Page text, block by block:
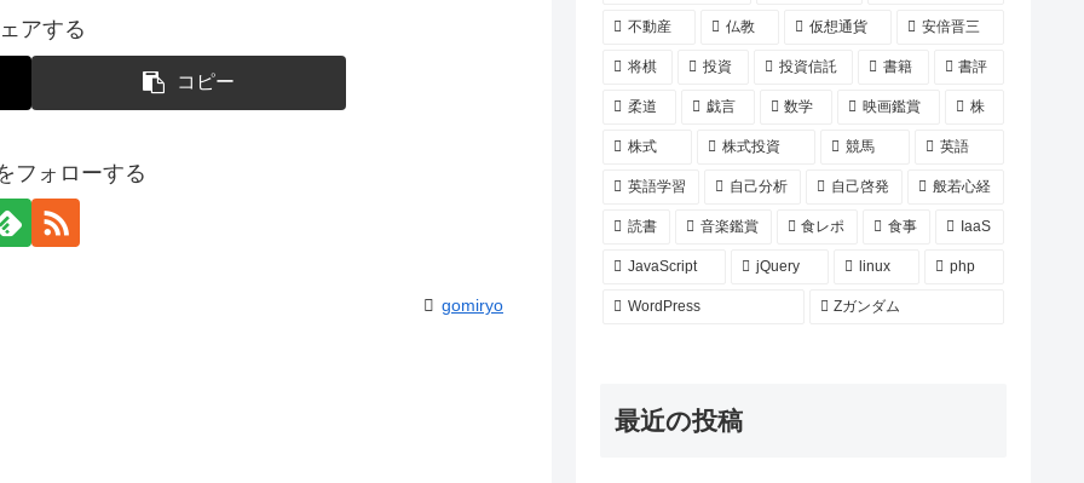
アする
コピー
フォローする
gomiryo
不動産 仏教 仮想通貨 安倍晋三
将棋 投資 投資信託 書籍 書評
柔道 戯言 数学 映画鑑賞 株
株式 株式投資 競馬 英語
英語学習 自己分析 自己啓発 般若心経
読書 音楽鑑賞 食レポ 食事 IaaS
JavaScript jQuery linux php
WordPress Zガンダム
最近の投稿